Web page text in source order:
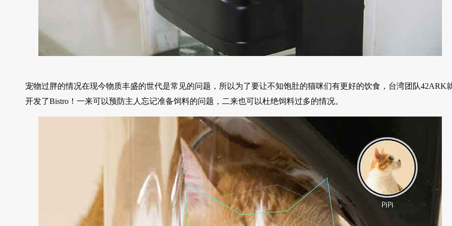
宠物过胖的情况在现今物质丰盛的世代是常见的问题，所以为了要让不知饱肚的猫咪们有更好的饮食，台湾团队42ARK
开发了Bistro！一来可以预防主人忘记准备饲料的问题，二来也可以杜绝饲料过多的情况。